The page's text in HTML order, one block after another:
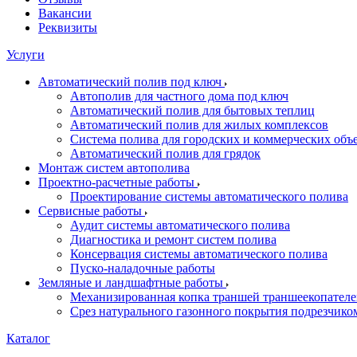
Вакансии
Реквизиты
Услуги
Автоматический полив под ключ
Автополив для частного дома под ключ
Автоматический полив для бытовых теплиц
Автоматический полив для жилых комплексов
Система полива для городских и коммерческих
Автоматический полив для грядок
Монтаж систем автополива
Проектно-расчетные работы
Проектирование системы автоматического полива
Сервисные работы
Аудит системы автоматического полива
Диагностика и ремонт систем полива
Консервация системы автоматического полива
Пуско-наладочные работы
Земляные и ландшафтные работы
Механизированная копка траншей
Срез натурального газонного покрытия
Каталог